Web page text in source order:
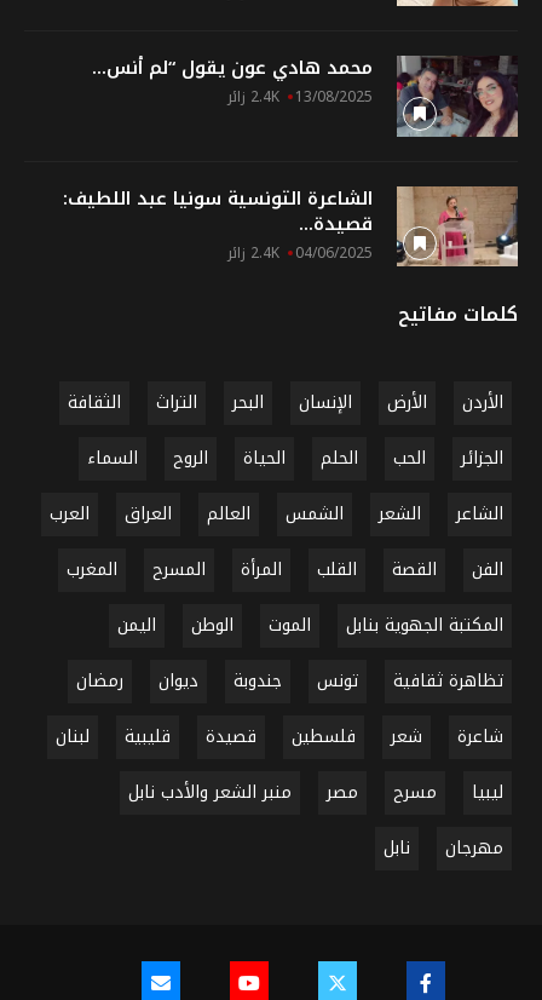
محمد هادي عون يقول “لم أنس...
13/08/2025 2.4K زائر
الشاعرة التونسية سونيا عبد اللطيف:
قصيدة...
04/06/2025 2.4K زائر
كلمات مفاتيح
الأردن الأرض الإنسان البحر التراث
الثقافة
الجزائر
الحب الحلم الحياة الروح
السماء
الشاعر
الشعر الشمس العالم العراق
العرب
الفن
القصة القلب المرأة المسرح
المغرب
المكتبة الجهوية بنابل
الموت الوطن
اليمن
تظاهرة ثقافية
تونس جندوبة ديوان
رمضان
شاعرة
شعر فلسطين قصيدة قليبية
لبنان
ليبيا
مسرح مصر
منبر الشعر والأدب نابل
مهرجان
نابل